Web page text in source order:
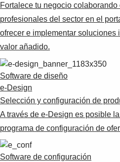
Fortalece tu negocio
profesionales del sector en el
ofrecer e implementar soluciones
valor añadido.
Software de diseño
e-Design
Selección y configuración de
A través de e-Design es posible
programa de configuración de
Software de configuración